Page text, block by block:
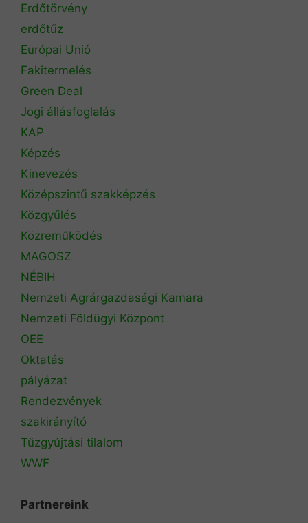
Erdőtörvény
erdőtűz
Európai Unió
Fakitermelés
Green Deal
Jogi állásfoglalás
KAP
Képzés
Kinevezés
Középszintű szakképzés
Közgyűlés
Közreműködés
MAGOSZ
NÉBIH
Nemzeti Agrárgazdasági Kamara
Nemzeti Földügyi Központ
OEE
Oktatás
pályázat
Rendezvények
szakirányító
Tűzgyújtási tilalom
WWF
Partnereink